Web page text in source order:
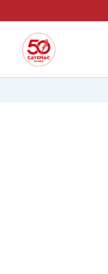
para
conteúdo